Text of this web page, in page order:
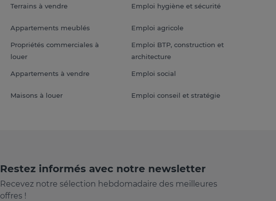
Terrains à vendre
Appartements meublés
Propriétés commerciales à
louer
Appartements à vendre
Maisons à louer
Emploi hygiène et sécurité
Emploi agricole
Emploi BTP, construction et
architecture
Emploi social
Emploi conseil et stratégie
Restez informés avec notre newsletter
Recevez notre sélection hebdomadaire des meilleures
offres !